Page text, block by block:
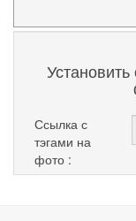
Ссылка с
тэгами на
фото :